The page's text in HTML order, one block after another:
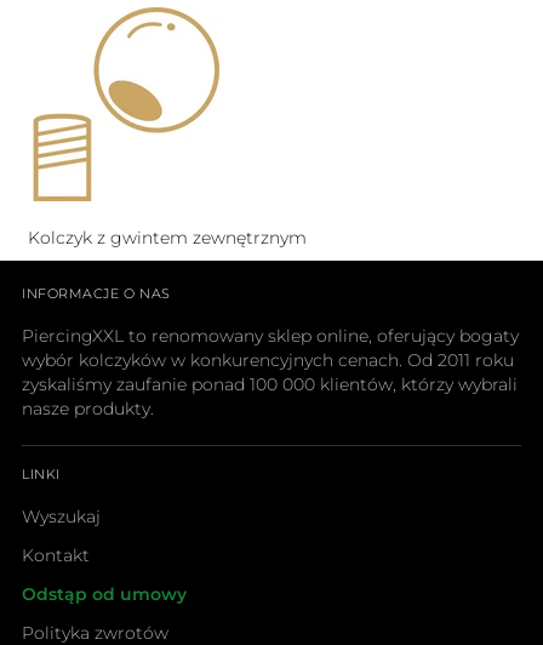
Kolczyk z gwintem zewnętrznym
INFORMACJE O NAS
PiercingXXL to renomowany sklep online, oferujący bogaty
wybór kolczyków w konkurencyjnych cenach. Od 2011 roku
zyskaliśmy zaufanie ponad 100 000 klientów, którzy wybrali
nasze produkty.
LINKI
Wyszukaj
Kontakt
Odstąp od umowy
Polityka zwrotów